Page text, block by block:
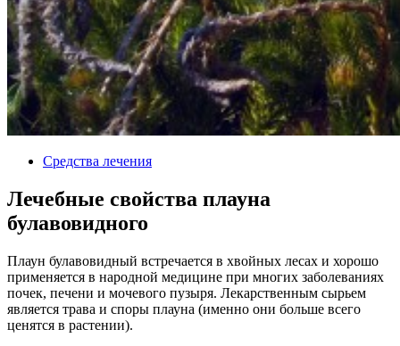
Средства лечения
Лечебные свойства плауна
булавовидного
Плаун булавовидный встречается в хвойных лесах и хорошо
применяется в народной медицине при многих заболеваниях
почек, печени и мочевого пузыря. Лекарственным сырьем
является трава и споры плауна (именно они больше всего
ценятся в растении).